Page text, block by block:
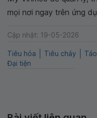
mọi nơi ngay trên ứng
Cập nhật: 19-05-2026
Tiêu hóa Tiêu chảy
Đại tiện